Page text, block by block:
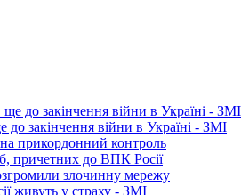
закінчення війни в Україні - ЗМІ
на прикордонний контроль
причетних до ВПК Росії
злочинну мережу
живуть у страху - ЗМІ